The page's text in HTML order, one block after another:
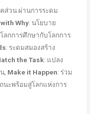
ส่วน ผ่านการระดม
Why: นโยบาย
ลกการศึกษากับโลกการ
: ระดมสมองสร้าง
the Task: แปลง
, Make it Happen: ร่วม
ะพร้อมสู่โลกแห่งการ